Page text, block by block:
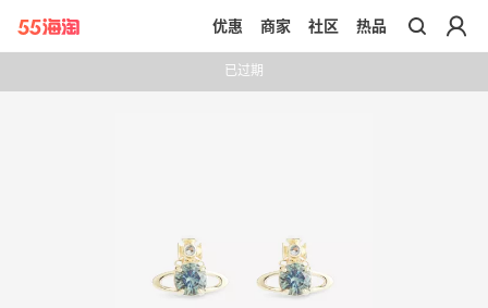
带你去官网买正品
优惠 商家 社区 热品
已过期